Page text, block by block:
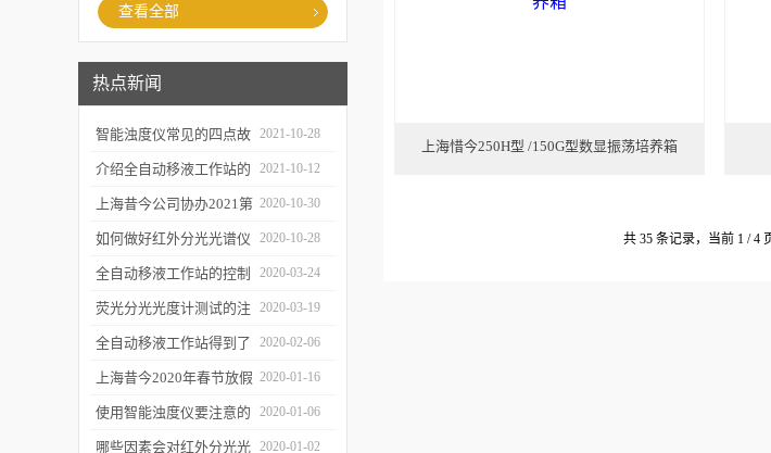
查看全部
热点新闻
智能浊度仪常见的四点故
障
2021-10-28
介绍全自动移液工作站的
三种移液方式
2021-10-12
上海昔今公司协办2021第
二届上海沪助科研圈发展
年会
2020-10-30
如何做好红外分光光谱仪
的防潮工作
2020-10-28
全自动移液工作站的控制
软件有哪些特点
2020-03-24
荧光分光光度计测试的注
意事项有哪些
2020-03-19
全自动移液工作站得到了
广泛的应用
2020-02-06
上海昔今2020年春节放假
通知
2020-01-16
使用智能浊度仪要注意的
几个要点
2020-01-06
哪些因素会对红外分光光 2020-01-02
上海惜今250H型 /150G型数显振荡培养箱
共 35 条记录，当前 1 / 4